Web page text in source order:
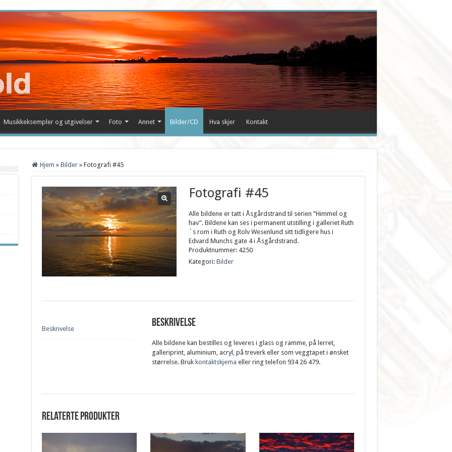
Musikkeksempler og utgivelser Foto Annet Bilder/CD Hva skjer Kontakt
Hjem » Bilder » Fotografi #45
Fotografi #45
Alle bildene er tatt i Åsgårdstrand til serien ”Himmel og
hav”. Bildene kan ses i permanent utstilling i galleriet Ruth
´s rom i Ruth og Rolv Wesenlund sitt tidligere hus i
Edvard Munchs gate 4 i Åsgårdstrand.
Produktnummer: 4250
Kategori:Bilder
Beskrivelse Beskrivelse
Alle bildene kan bestilles og leveres i glass og ramme, på lerret,
galleriprint, aluminium, acryl, på treverk eller som veggtapet i ønsket
størrelse. Brukkontaktskjema eller ring telefon 934 26 479.
Relaterte produkter